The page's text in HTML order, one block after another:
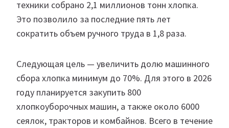
техники собрано 2,1 миллионов тонн хлопка.
Это позволило за последние пять лет
сократить объем ручного труда в 1,8 раза.
Следующая цель — увеличить долю машинного
сбора хлопка минимум до 70%. Для этого в 2026
году планируется закупить 800
хлопкоуборочных машин, а также около 6000
сеялок, тракторов и комбайнов. Всего в течение